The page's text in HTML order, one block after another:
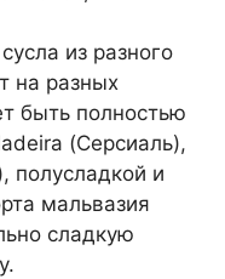
из разного
на разных
быть полностью
(Серсиаль),
полусладкой и
мальвазия
сладкую